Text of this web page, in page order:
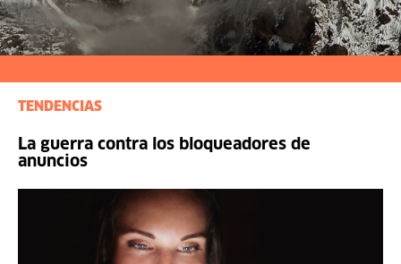
TENDENCIAS
La guerra contra los bloqueadores de
anuncios